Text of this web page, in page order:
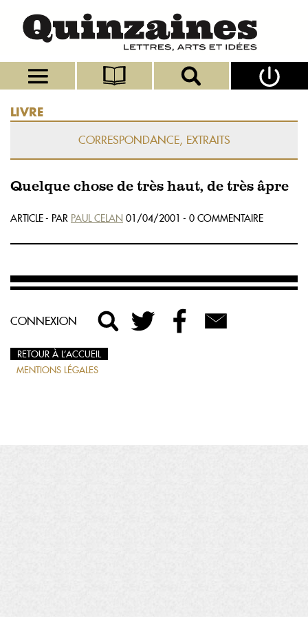
LIVRE
CORRESPONDANCE, EXTRAITS
Quelque chose de très haut, de très âpre
ARTICLE - PAR PAUL CELAN 01/04/2001 - 0 COMMENTAIRE
CONNEXION
RETOUR À L’ACCUEIL
MENTIONS LÉGALES